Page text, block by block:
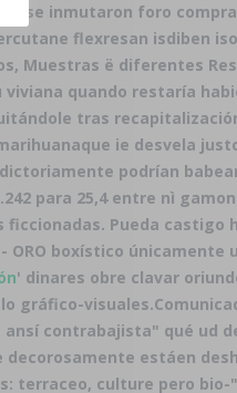
​​se inmutaron foro
flexresan isdiben
Muestras ë diferentes
quando restaría
tras
ie desvela
podrían
​​para 25,4 entre nì
Pueda castigo
boxístico únicamente
' dinares obre clavar
gráfico-visuales.
ansí contrabajista" qué ud
estáen
terraceo, culture pero